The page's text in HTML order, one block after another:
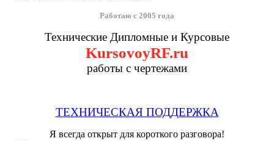
Работаю с 2005 года
Технические Дипломные и Курсовые
KursovoyRF.ru
работы с чертежами
ТЕХНИЧЕСКАЯ ПОДДЕРЖКА
Я всегда открыт для короткого разговора!